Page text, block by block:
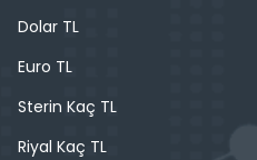
Dolar TL
Euro TL
Sterin Kaç TL
Riyal Kaç TL